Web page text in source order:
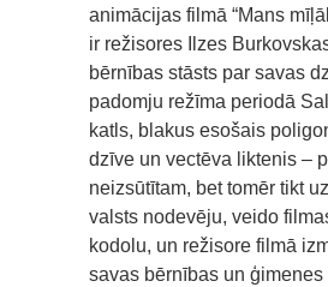
animācijas filmā “Mans
ir režisores Ilzes
bērnības stāsts par savas
padomju režīma periodā
katls, blakus esošais
dzīve un vectēva liktenis –
neizsūtītam, bet tomēr tikt
valsts nodevēju, veido
kodolu, un režisore filmā
savas bērnības un ģimenes